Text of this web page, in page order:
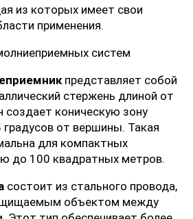
из которых имеет свои
применения.
представляет собой
стержень длиной от
создает коническую зону
от вершины. Такая
для компактных
до 100 квадратных метров.
состоит из стального провода,
объектом между